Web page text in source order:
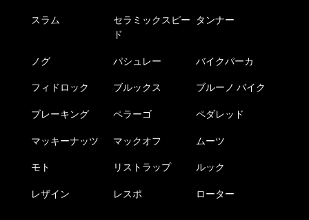
スラム
セラミックスピー
ド
タンナー
ノグ パシュレー バイクパーカ
フィドロック ブルックス ブルーノ バイク
ブレーキング ペラーゴ ペダレッド
マッキーナッツ マックオフ ムーツ
モト リストラップ ルック
レザイン レスポ ローター